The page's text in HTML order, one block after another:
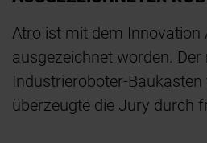
Atro ist mit dem Innovation
ausgezeichnet worden.
Industrieroboter-
überzeugte die Jury durch